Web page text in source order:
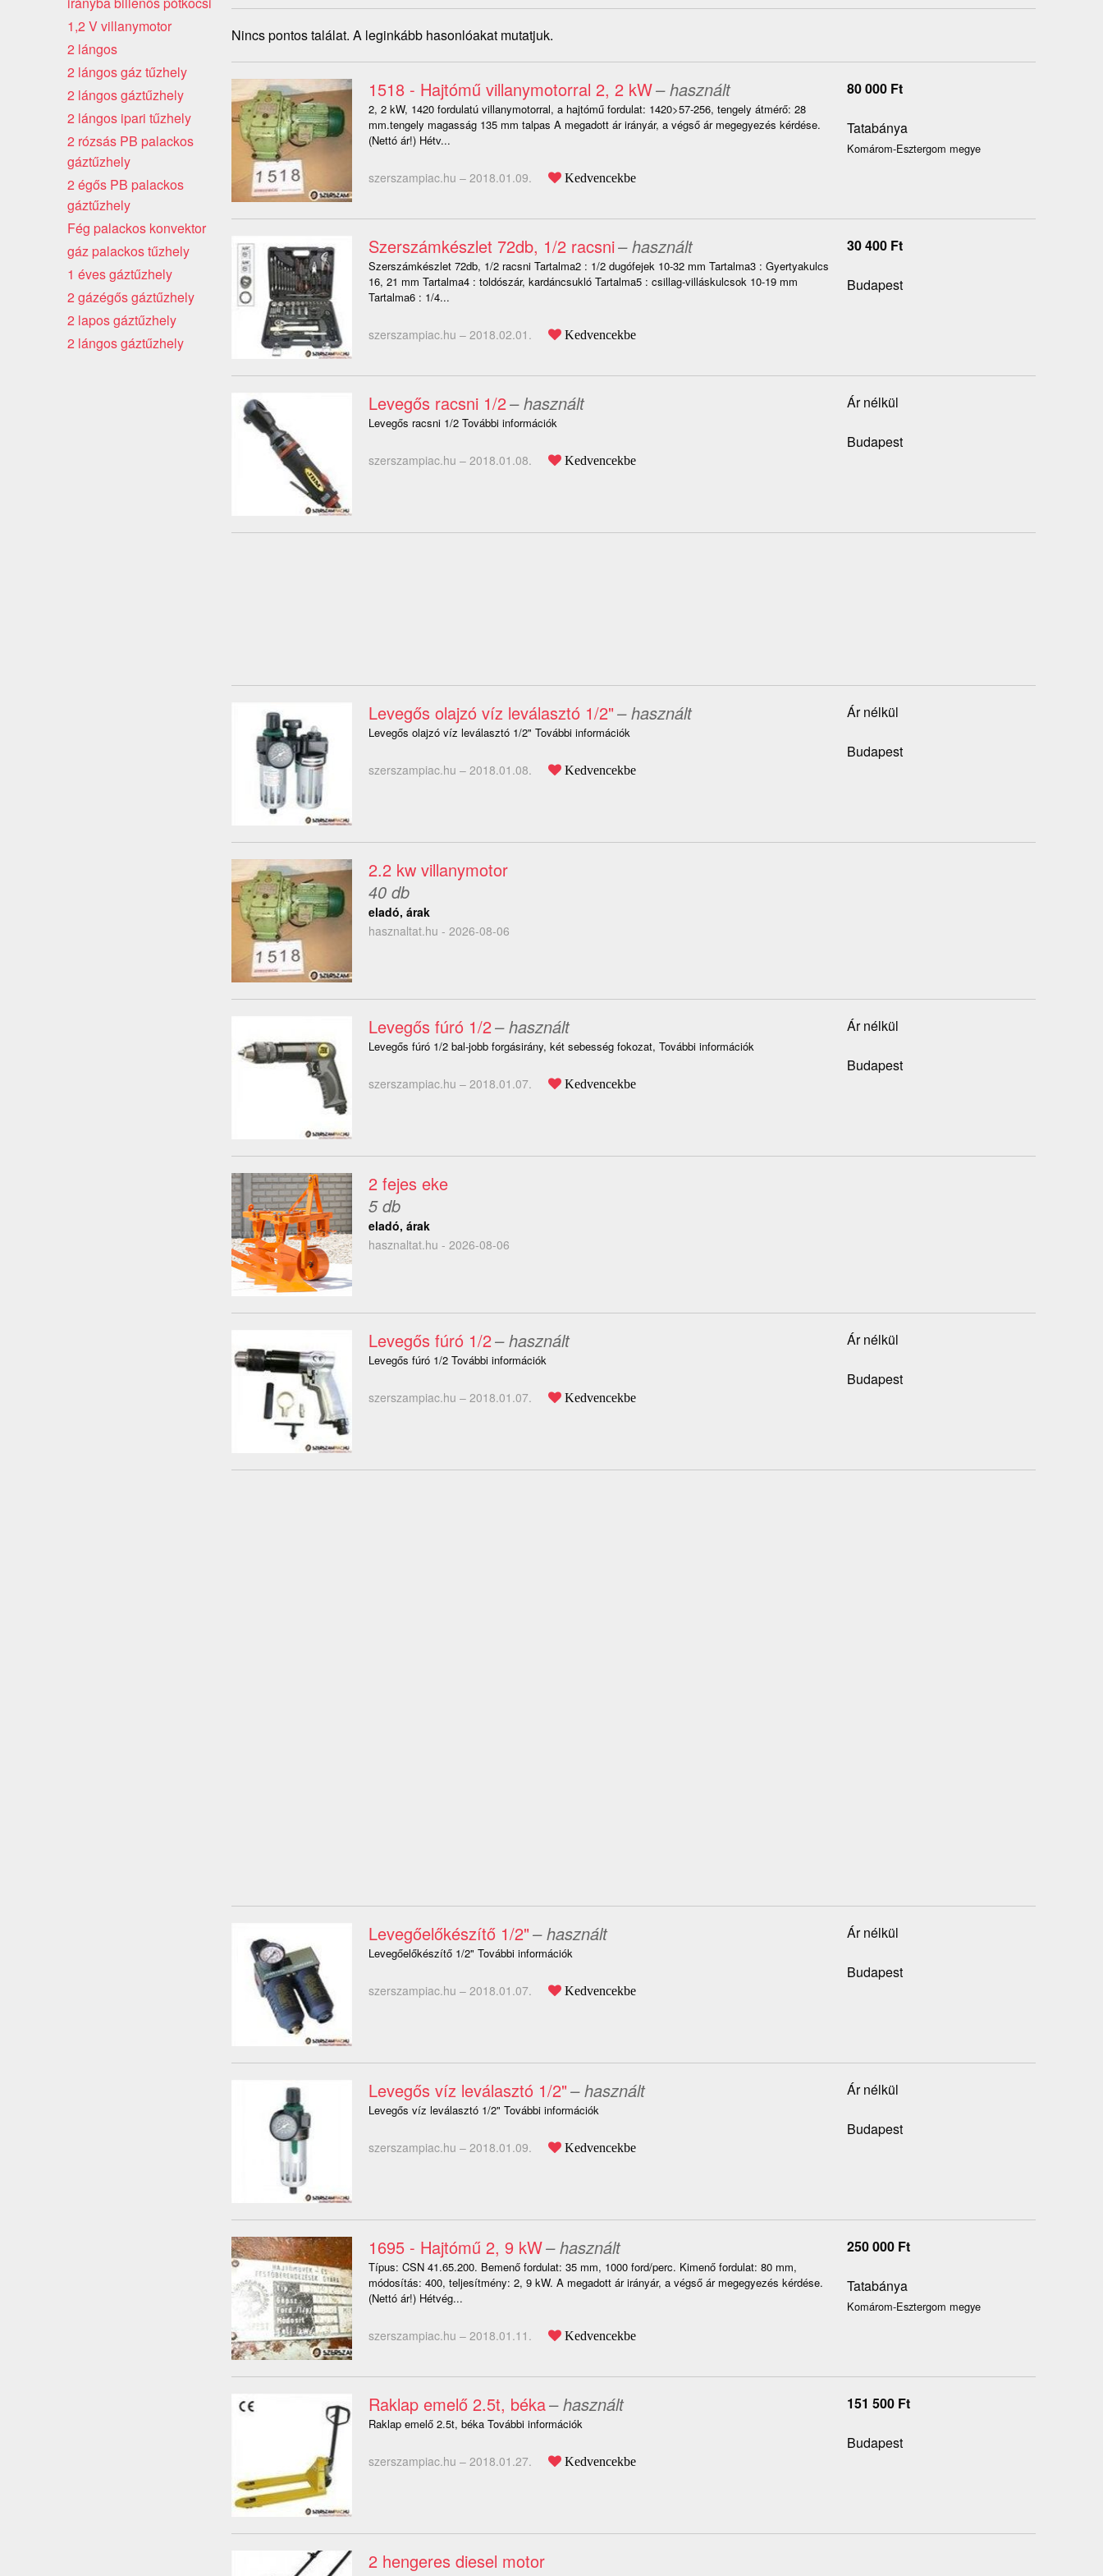
Nincs pontos találat. A leginkább hasonlóakat mutatjuk.
1518 - Hajtómű villanymotorral 2, 2 kW– használt
2, 2 kW, 1420 fordulatú villanymotorral, a hajtómű fordulat: 1420>57-256, tengely átmérő: 28
mm.tengely magasság 135 mm talpas A megadott ár irányár, a végső ár megegyezés kérdése.
(Nettó ár!) Hétv...
szerszampiac.hu – 2018.01.09. Kedvencekbe
80 000 Ft
Tatabánya
Komárom-Esztergom megye
Szerszámkészlet 72db, 1/2 racsni– használt
Szerszámkészlet 72db, 1/2 racsni Tartalma2 : 1/2 dugófejek 10-32 mm Tartalma3 : Gyertyakulcs
16, 21 mm Tartalma4 : toldószár, kardáncsukló Tartalma5 : csillag-villáskulcsok 10-19 mm
Tartalma6 : 1/4...
szerszampiac.hu – 2018.02.01. Kedvencekbe
30 400 Ft
Budapest
Levegős racsni 1/2– használt
Levegős racsni 1/2 További információk
szerszampiac.hu – 2018.01.08. Kedvencekbe
Ár nélkül
Budapest
Levegős olajzó víz leválasztó 1/2"– használt
Levegős olajzó víz leválasztó 1/2" További információk
szerszampiac.hu – 2018.01.08. Kedvencekbe
Ár nélkül
Budapest
2.2 kw villanymotor
40 db
eladó, árak
hasznaltat.hu - 2026-08-06
Levegős fúró 1/2– használt
Levegős fúró 1/2 bal-jobb forgásirány, két sebesség fokozat, További információk
szerszampiac.hu – 2018.01.07. Kedvencekbe
Ár nélkül
Budapest
2 fejes eke
5 db
eladó, árak
hasznaltat.hu - 2026-08-06
Levegős fúró 1/2– használt
Levegős fúró 1/2 További információk
szerszampiac.hu – 2018.01.07. Kedvencekbe
Ár nélkül
Budapest
Levegőelőkészítő 1/2"– használt
Levegőelőkészítő 1/2" További információk
szerszampiac.hu – 2018.01.07. Kedvencekbe
Ár nélkül
Budapest
Levegős víz leválasztó 1/2"– használt
Levegős víz leválasztó 1/2" További információk
szerszampiac.hu – 2018.01.09. Kedvencekbe
Ár nélkül
Budapest
1695 - Hajtómű 2, 9 kW– használt
Típus: CSN 41.65.200. Bemenő fordulat: 35 mm, 1000 ford/perc. Kimenő fordulat: 80 mm,
módosítás: 400, teljesítmény: 2, 9 kW. A megadott ár irányár, a végső ár megegyezés kérdése.
(Nettó ár!) Hétvég...
szerszampiac.hu – 2018.01.11. Kedvencekbe
250 000 Ft
Tatabánya
Komárom-Esztergom megye
Raklap emelő 2.5t, béka– használt
Raklap emelő 2.5t, béka További információk
szerszampiac.hu – 2018.01.27. Kedvencekbe
151 500 Ft
Budapest
2 hengeres diesel motor
1,2 V villanymotor
2 lángos
2 lángos gáz tűzhely
2 lángos gáztűzhely
2 lángos ipari tűzhely
2 rózsás PB palackos
gáztűzhely
2 égős PB palackos
gáztűzhely
Fég palackos konvektor
gáz palackos tűzhely
1 éves gáztűzhely
2 gázégős gáztűzhely
2 lapos gáztűzhely
2 lángos gáztűzhely